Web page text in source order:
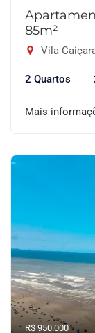
85m²
Vila
2 Quartos
Mais
R$ 950.000